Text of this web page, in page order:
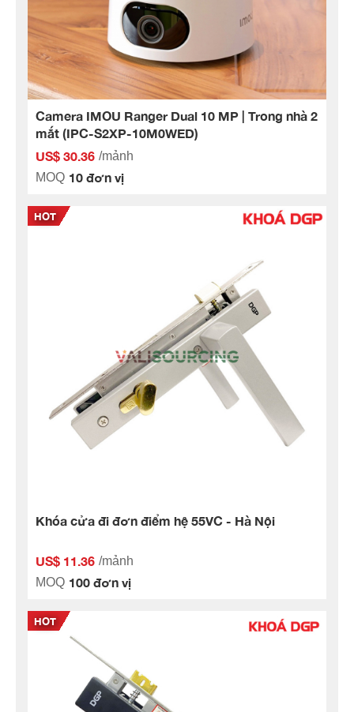
Camera IMOU Ranger Dual 10 MP | Trong nhà 2
mắt (IPC-S2XP-10M0WED)
US$ 30.36 /mảnh
MOQ 10 đơn vị
Khóa cửa đi đơn điểm hệ 55VC - Hà Nội
US$ 11.36 /mảnh
MOQ 100 đơn vị